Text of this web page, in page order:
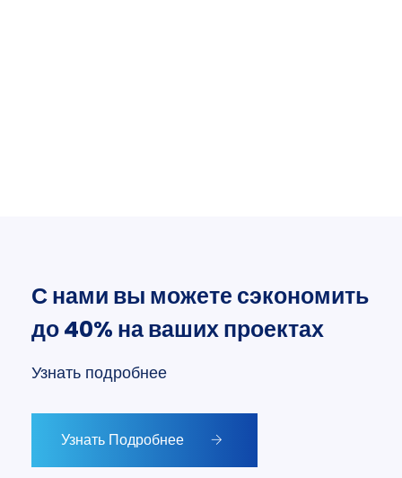
С нами вы можете сэкономить
до 40% на ваших проектах
Узнать подробнее
Узнать Подробнее